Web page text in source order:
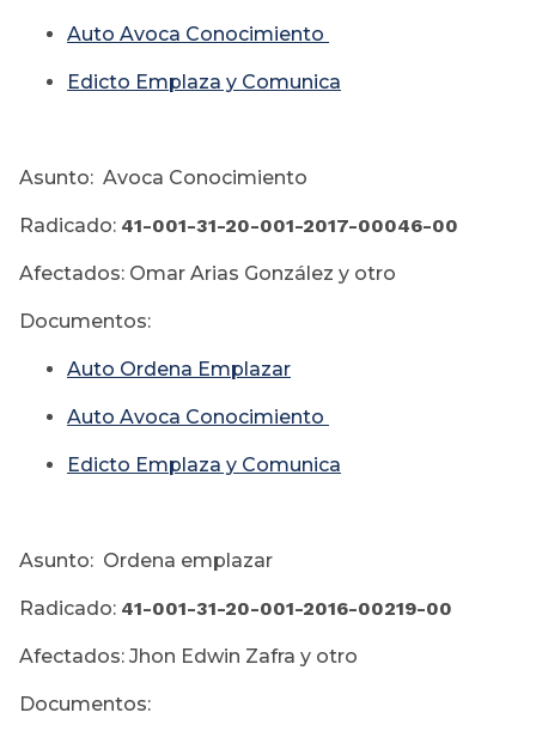
Auto Avoca Conocimiento
Edicto Emplaza y Comunica
Asunto: Avoca Conocimiento
Radicado: 41-001-31-20-001-2017-00046-00
Afectados: Omar Arias González y otro
Documentos:
Auto Ordena Emplazar
Auto Avoca Conocimiento
Edicto Emplaza y Comunica
Asunto: Ordena emplazar
Radicado: 41-001-31-20-001-2016-00219-00
Afectados: Jhon Edwin Zafra y otro
Documentos: